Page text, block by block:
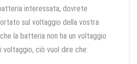
interessata, dovrete
sul voltaggio della vostra
la batteria non ha un voltaggio
voltaggio, ciò vuol dire che: